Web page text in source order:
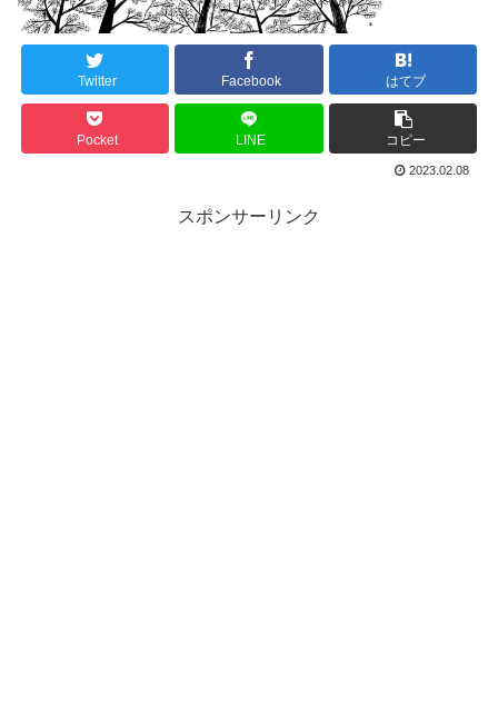
Twitter Facebook はてブ
Pocket LINE コピー
2023.02.08
スポンサーリンク